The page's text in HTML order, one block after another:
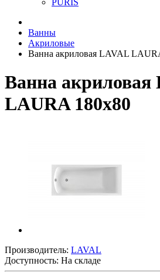
PURIS
Ванны
Акриловые
Ванна акриловая LAVAL
Ванна акриловая
LAURA 180x80
Производитель: LAVAL
Доступность: На складе